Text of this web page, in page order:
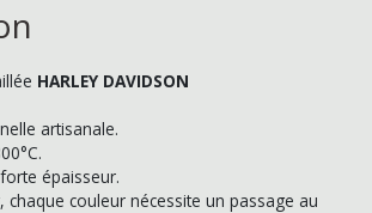
HARLEY DAVIDSON
artisanale.
épaisseur.
chaque couleur nécessite un passage au